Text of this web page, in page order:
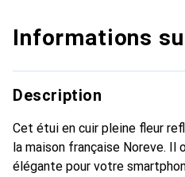
Informations
Description
Cet étui en cuir pleine fleur
la maison française Noreve.
élégante pour votre